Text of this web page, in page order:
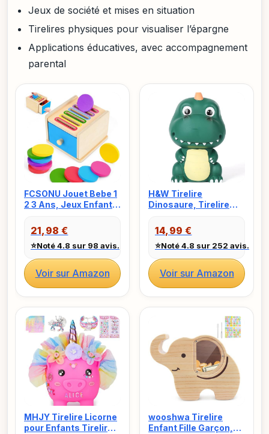
Jeux de société et mises en situation
Tirelires physiques pour visualiser l’épargne
Applications éducatives, avec accompagnement
parental
FCSONU Jouet Bebe 1
2 3 Ans, Jeux Enfants
Montessori 2 1 3 Ans,
Jeux Educatif 2 Ans
Apprendre Les
Couleurs, Cadeau
Fille Garçon 1 2 Ans
Anniversaire &
Cadeaux Noel
21,98 €
⭐Noté 4.8 sur 98 avis.
Voir sur Amazon
H&W Tirelire
Dinosaure, Tirelire
Mignonne pour
Garçons et Filles
Adultes, Cadeau
d’Anniversaire,
Cadeau de Naissance
et Noël (Vert Foncé)
14,99 €
⭐Noté 4.8 sur 252 avis.
Voir sur Amazon
MHJY Tirelire Licorne
pour Enfants Tirelire
wooshwa Tirelire
Enfant Fille Garçon,